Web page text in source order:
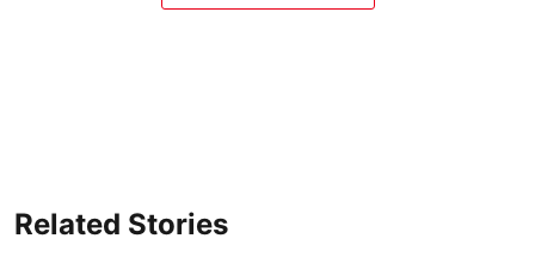
Related Stories